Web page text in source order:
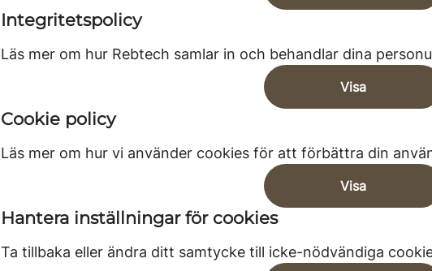
Integritetspolicy
Läs mer om hur Rebtech samlar in och behandlar dina
Visa
Cookie policy
Läs mer om hur vi använder cookies för att förbättra din
Visa
Hantera inställningar för cookies
Ta tillbaka eller ändra ditt samtycke till icke-nödvändiga